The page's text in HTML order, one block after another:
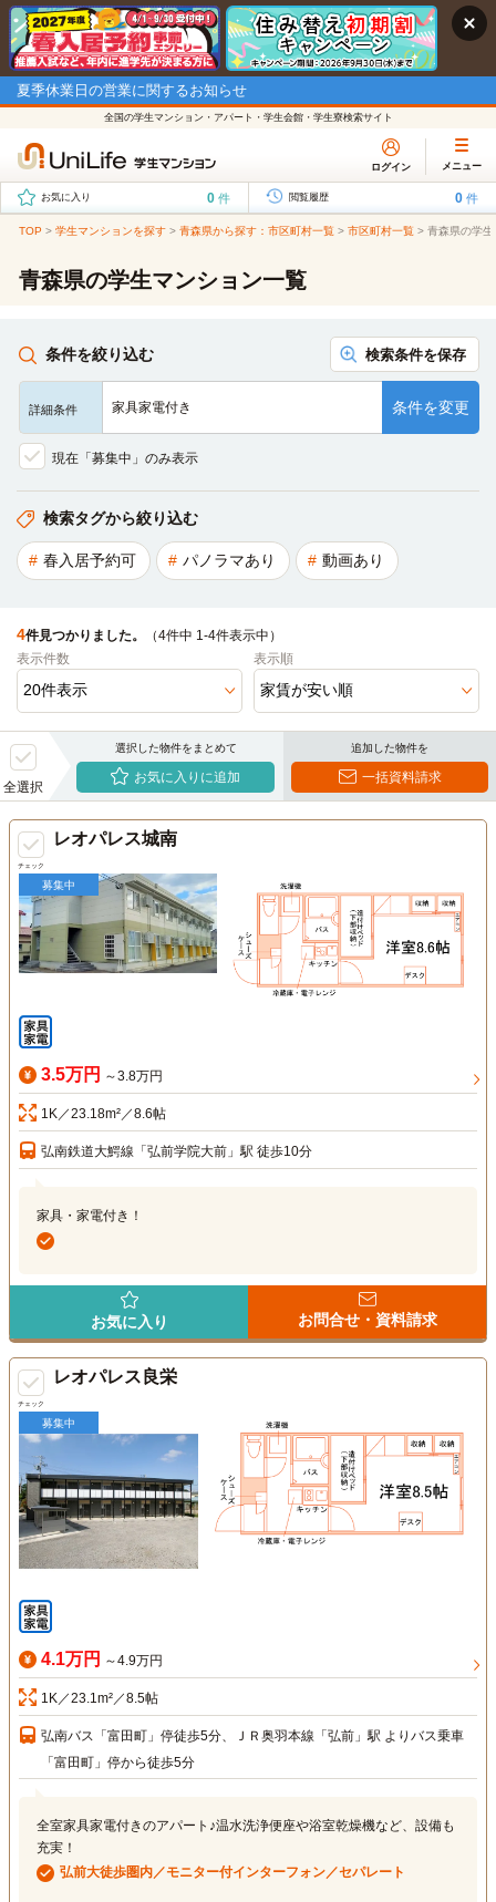
夏季休業日の営業に関するお知らせ
全国の学生マンション・アパート・学生会館・学生寮検索サイト
ログイン メニュー
お気に入り 0 件 閲覧履歴 0 件
TOP > 学生マンションを探す > 青森県から探す：市区町村一覧 > 市区町村一覧 > 青森県の学
青森県の学生マンション一覧
条件を絞り込む 検索条件を保存
詳細条件 家具家電付き 条件を変更
現在「募集中」のみ表示
検索タグから絞り込む
春入居予約可 パノラマあり 動画あり
4件見つかりました。
（4件中 1-4件表示中）
表示件数
表示順
全選択
選択した物件をまとめて
お気に入りに追加
追加した物件を
一括資料請求
チェック
レオパレス城南
募集中
3.5万円 ～3.8万円
1K／23.18m²／8.6帖
弘南鉄道大鰐線「弘前学院大前」駅 徒歩10分
家具・家電付き！
お気に入り お問合せ・資料請求
チェック
レオパレス良栄
募集中
4.1万円 ～4.9万円
1K／23.1m²／8.5帖
弘南バス「富田町」停徒歩5分、ＪＲ奥羽本線「弘前」駅 よりバス乗車
「富田町」停から徒歩5分
全室家具家電付きのアパート♪温水洗浄便座や浴室乾燥機など、設備も
充実！
弘前大徒歩圏内／モニター付インターフォン／セパレート